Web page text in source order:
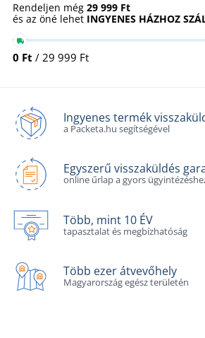
Rendeljen még 29 999 Ft
és az öné lehet INGYENES HÁZHOZ
0 Ft / 29 999 Ft
Ingyenes termék
a Packeta.hu segítségével
Egyszerű visszaküldés
online űrlap a gyors
Több, mint 10 ÉV
tapasztalat és megbízhatóság
Több ezer átvevőhely
Magyarország egész területén